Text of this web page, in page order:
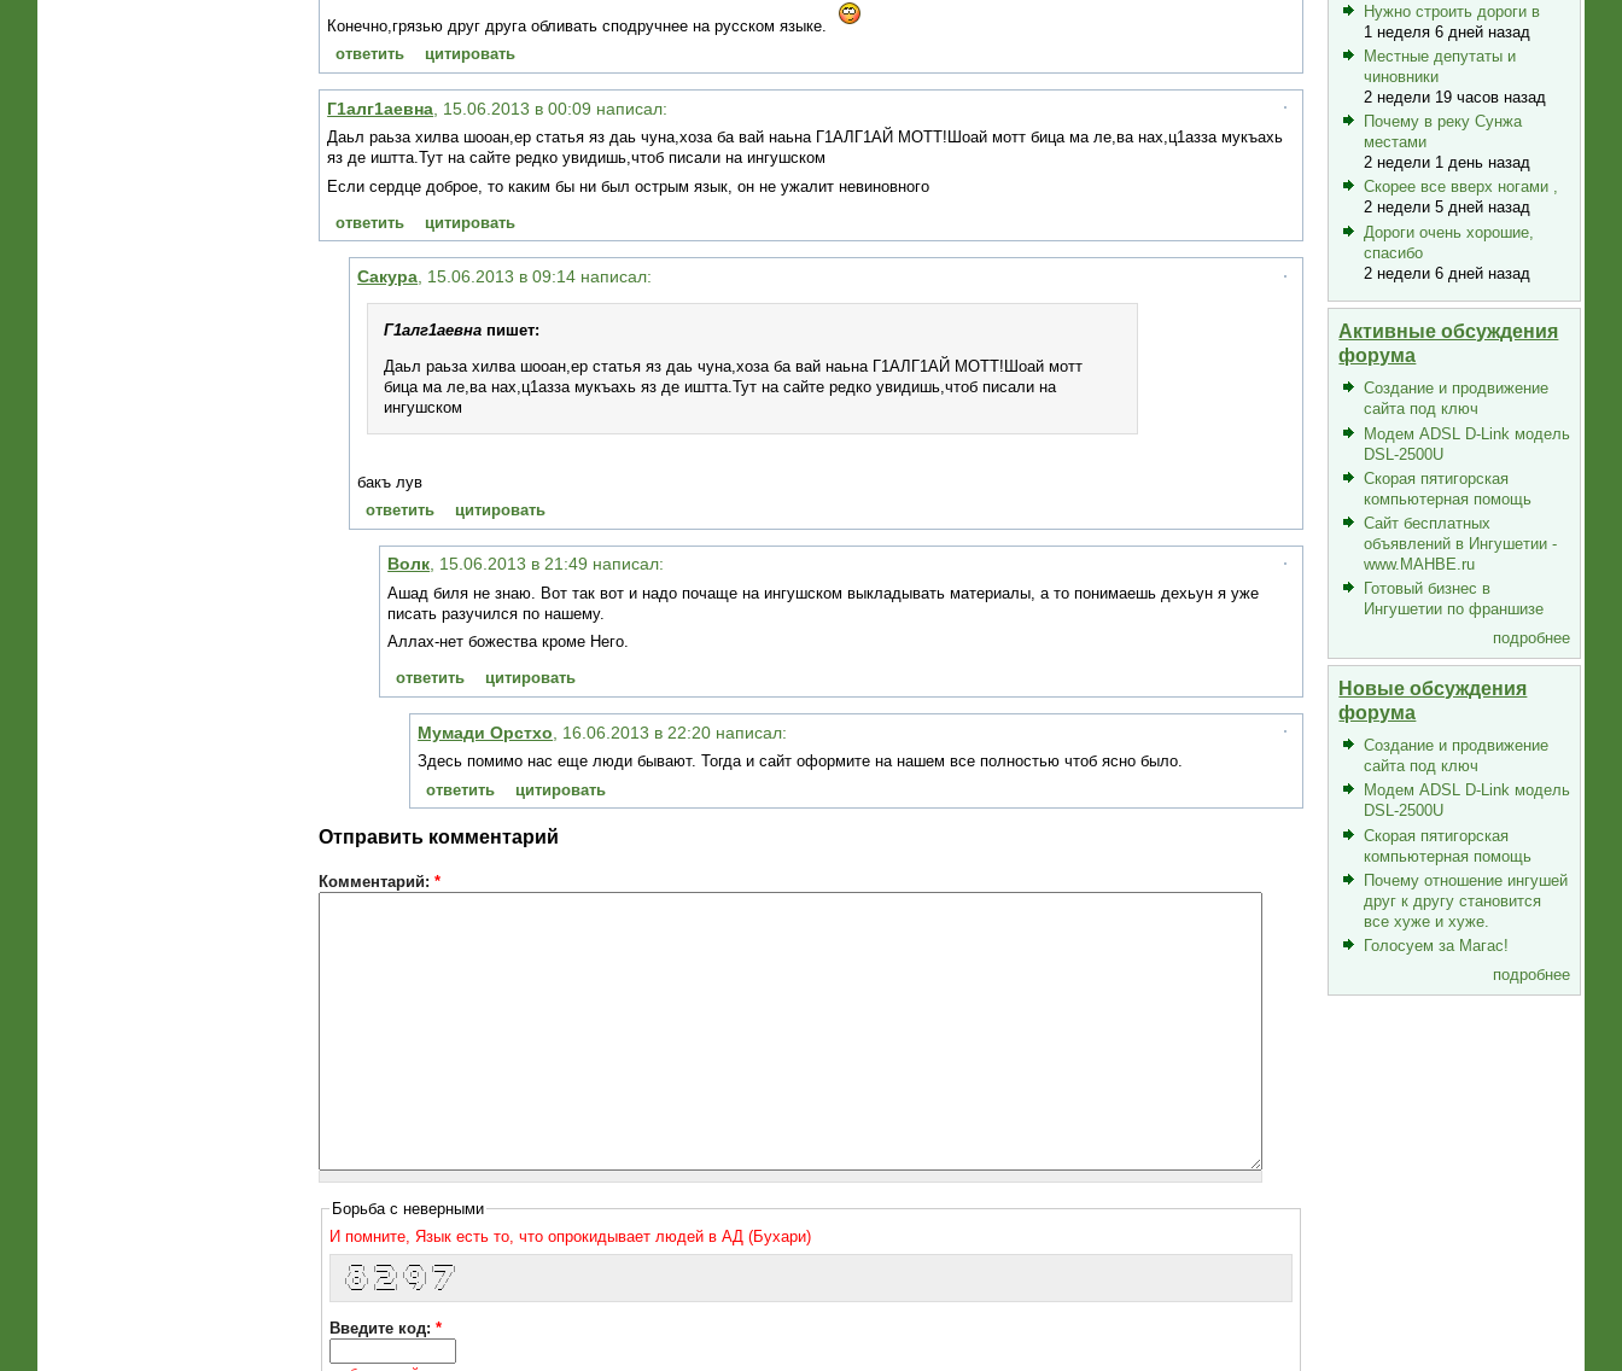
Конечно,грязью друг друга обливать сподручнее на русском языке.
ответить
цитировать
Г1алг1аевна , 15.06.2013 в 00:09 написал:
Даьл раьза хилва шооан,ер статья яз даь чуна,хоза ба вай наьна Г1АЛГ1АЙ МОТТ!Шоай мотт бица ма ле,ва нах,ц1азза мукъахь
яз де иштта.Тут на сайте редко увидишь,чтоб писали на ингушском
Если сердце доброе, то каким бы ни был острым язык, он не ужалит невиновного
ответить цитировать
Сакура , 15.06.2013 в 09:14 написал:
Г1алг1аевна пишет:
Даьл раьза хилва шооан,ер статья яз даь чуна,хоза ба вай наьна Г1АЛГ1АЙ МОТТ!Шоай мотт
бица ма ле,ва нах,ц1азза мукъахь яз де иштта.Тут на сайте редко увидишь,чтоб писали на
ингушском
бакъ лув
ответить
цитировать
Волк, 15.06.2013 в 21:49 написал:
Ашад биля не знаю. Вот так вот и надо почаще на ингушском выкладывать материалы, а то понимаешь дехьун я уже
писать разучился по нашему.
Аллах-нет божества кроме Него.
ответить цитировать
Мумади Орстхо , 16.06.2013 в 22:20 написал:
Здесь помимо нас еще люди бывают. Тогда и сайт оформите на нашем все полностью чтоб ясно было.
ответить
цитировать
Отправить комментарий
Комментарий: *
Борьба с неверными
И помните, Язык есть то, что опрокидывает людей в АД (Бухари)
  ( _ )  |___ \   / _ \  |___  |
  / _ \    __) | | (_) |    / /
| (_) |  / __/   \__, |   / /
  \___/  |_____|    /_/   /_/
Введите код:*
Нужно строить дороги в
1 неделя 6 дней назад
Местные депутаты и
чиновники
2 недели 19 часов назад
Почему в реку Сунжа
местами
2 недели 1 день назад
Скорее все вверх ногами ,
2 недели 5 дней назад
Дороги очень хорошие,
спасибо
2 недели 6 дней назад
Активные обсуждения
форума
Создание и продвижение
сайта под ключ
Модем ADSL D-Link модель
DSL-2500U
Скорая пятигорская
компьютерная помощь
Сайт бесплатных
объявлений в Ингушетии -
www.MAHBE.ru
Готовый бизнес в
Ингушетии по франшизе
подробнее
Новые обсуждения
форума
Создание и продвижение
сайта под ключ
Модем ADSL D-Link модель
DSL-2500U
Скорая пятигорская
компьютерная помощь
Почему отношение ингушей
друг к другу становится
все хуже и хуже.
Голосуем за Магас!
подробнее